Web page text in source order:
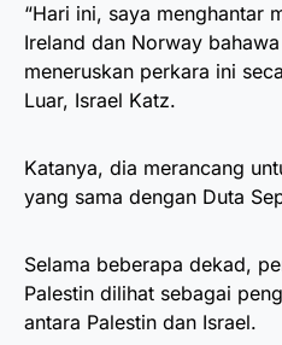
“Hari ini, saya menghantar
Ireland dan Norway
meneruskan perkara ini
Luar, Israel Katz.
Katanya, dia merancang
yang sama dengan Duta
Selama beberapa dekad,
Palestin dilihat sebagai
antara Palestin dan Israel.